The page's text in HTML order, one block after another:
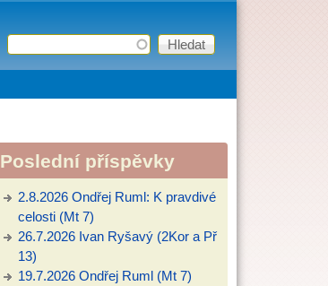
Vyhledávání
Hledat
Poslední příspěvky
2.8.2026 Ondřej Ruml: K pravdivé
celosti (Mt 7)
26.7.2026 Ivan Ryšavý (2Kor a Př
13)
19.7.2026 Ondřej Ruml (Mt 7)